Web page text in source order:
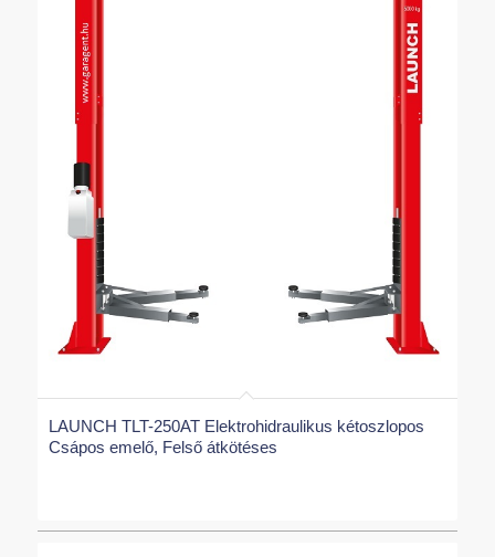
LAUNCH TLT-250AT Elektrohidraulikus kétoszlopos
Csápos emelő, Felső átkötéses